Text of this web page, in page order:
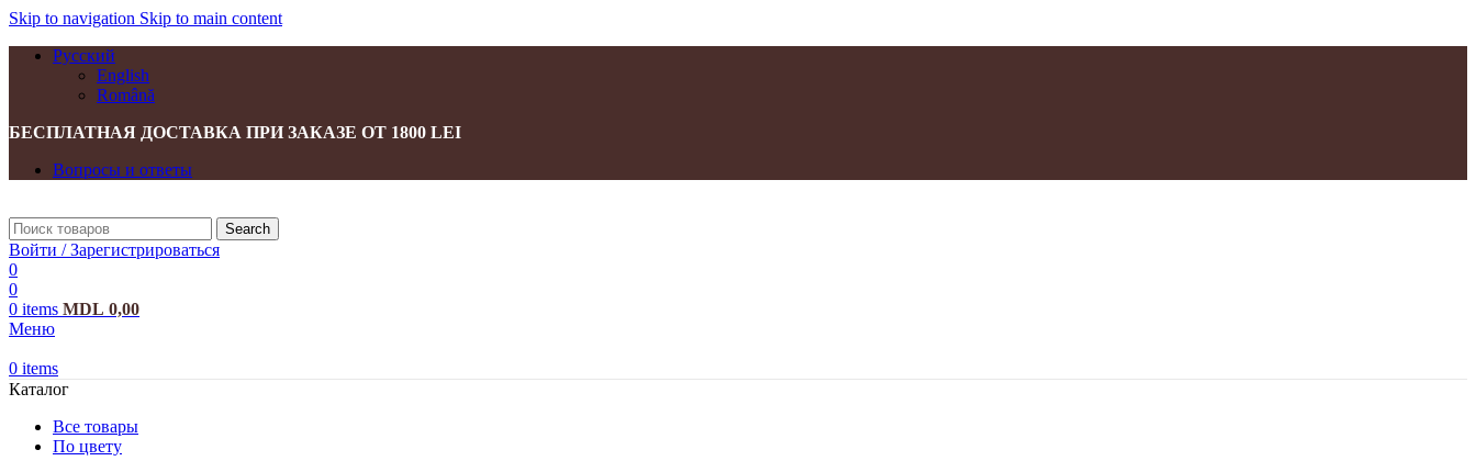
Skip to navigation Skip to main content
Русский
English
Română
БЕСПЛАТНАЯ ДОСТАВКА ПРИ ЗАКАЗЕ ОТ 1800 LEI
Вопросы и ответы
Search
Войти / Зарегистрироваться
0
0
0 items MDL 0,00
Меню
0 items
Каталог
Все товары
По цвету